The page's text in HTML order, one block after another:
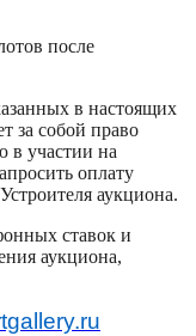
после
в настоящих
за собой право
в участии на
оплату
аукциона.
ставок и
аукциона,